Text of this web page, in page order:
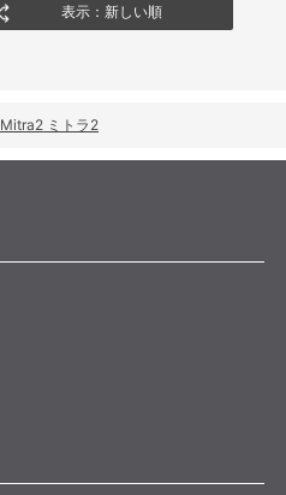
表示：新しい順
Mitra2 ミトラ2